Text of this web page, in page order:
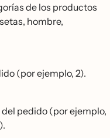
de los productos
hombre,
(por ejemplo, 2).
pedido (por ejemplo,